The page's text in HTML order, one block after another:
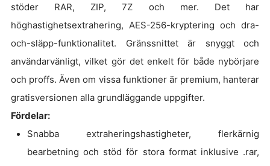
stöder RAR, ZIP, 7Z och mer. Det har
höghastighetsextrahering, AES-256-kryptering och dra-
och-släpp-funktionalitet. Gränssnittet är snyggt och
användarvänligt, vilket gör det enkelt för både nybörjare
och proffs. Även om vissa funktioner är premium, hanterar
gratisversionen alla grundläggande uppgifter.
Fördelar:
Snabba extraheringshastigheter, flerkärnig
bearbetning och stöd för stora format inklusive .rar,